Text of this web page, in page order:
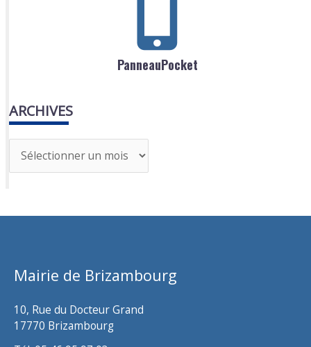
PanneauPocket
ARCHIVES
r
h
Mairie de Brizambourg
10, Rue du Docteur Grand
17770 Brizambourg